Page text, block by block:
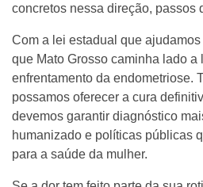
concretos nessa direção, passos
Com a lei estadual que
que Mato Grosso caminha lado a
enfrentamento da endometriose.
possamos oferecer a cura
devemos garantir diagnóstico
humanizado e políticas públicas
para a saúde da mulher.